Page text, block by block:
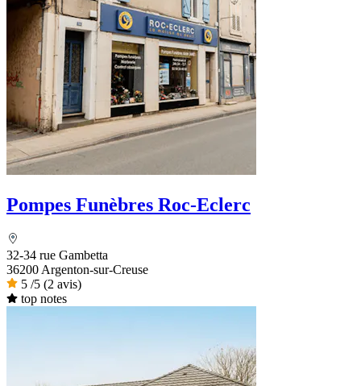
Pompes Funèbres Roc-Eclerc
32-34 rue Gambetta
36200 Argenton-sur-Creuse
5 /5 (2 avis)
top notes